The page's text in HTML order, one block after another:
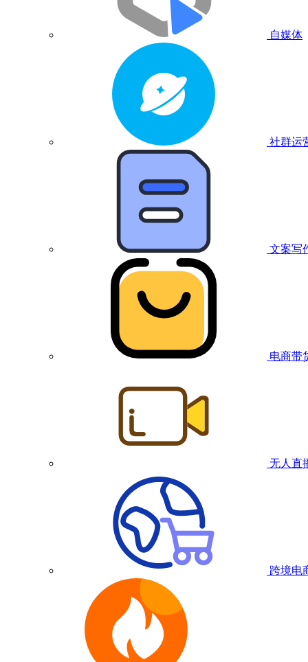
自媒体
社群运
文案写
电商带
无人直
跨境电